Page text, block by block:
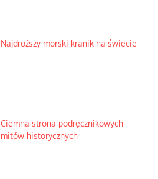
Najdroższy morski kranik na świecie
Ciemna strona podręcznikowych
mitów historycznych